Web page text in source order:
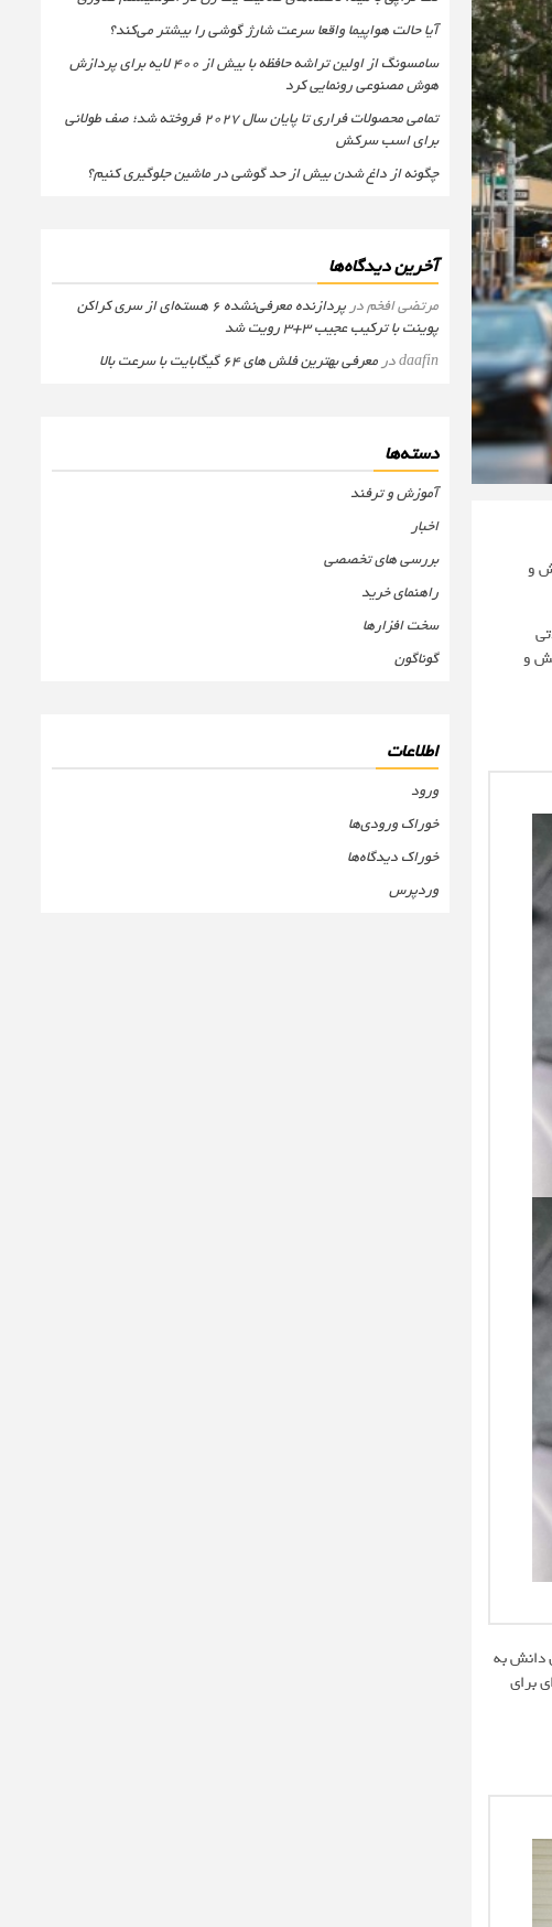
و
و
دانش به
برای
آیا حالت هواپیما واقعا سرعت شارژ گوشی را بیشتر می‌کند؟
سامسونگ از اولین تراشه حافظه با بیش از ۴۰۰ لایه برای پردازش
هوش مصنوعی رونمایی کرد
تمامی محصولات فراری تا پایان سال ۲۰۲۷ فروخته شد؛ صف طولانی
برای اسب سرکش
چگونه از داغ شدن بیش از حد گوشی در ماشین جلوگیری کنیم؟
آخرین دیدگاه‌ها
مرتضی افخمدر
پردازنده معرفی‌نشده 6 هسته‌ای از سری کراکن
پوینت با ترکیب عجیب 3+3 رویت شد
daafinدر معرفی بهترین فلش های 64 گیگابایت با سرعت بالا
دسته‌ها
آموزش و ترفند
اخبار
بررسی های تخصصی
راهنمای خرید
سخت افزارها
گوناگون
اطلاعات
ورود
خوراک ورودی‌ها
خوراک دیدگاه‌ها
وردپرس